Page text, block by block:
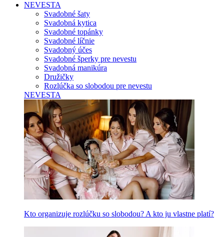
NEVESTA
Svadobné šaty
Svadobná kytica
Svadobné topánky
Svadobné líčnie
Svadobný účes
Svadobné šperky pre nevestu
Svadobná manikúra
Družičky
Rozlúčka so slobodou pre nevestu
NEVESTA
Kto organizuje rozlúčku so slobodou? A kto ju vlastne platí?